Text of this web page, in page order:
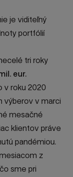
je viditeľný
portfólií
tri roky
eur.
v roku 2020
výberov v marci
mesačné
klientov práve
pandémiou.
z
sme pri